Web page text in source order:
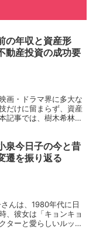
の年収と資産形
動産投資の成功要
画・ドラマ界に多大な
だけに留まらず、資産
記事では、樹木希林さ
泉今日子の今と昔
遷を振り返る
んは、1980年代に日
、彼女は「キョンキョ
ターと愛らしいルック